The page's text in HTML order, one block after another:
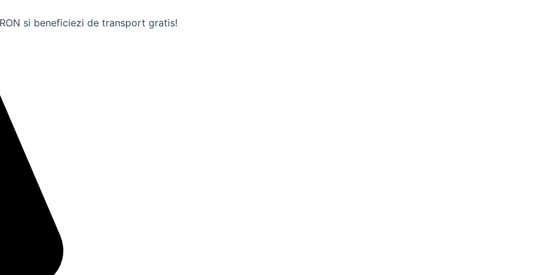
si beneficiezi de transport gratis!